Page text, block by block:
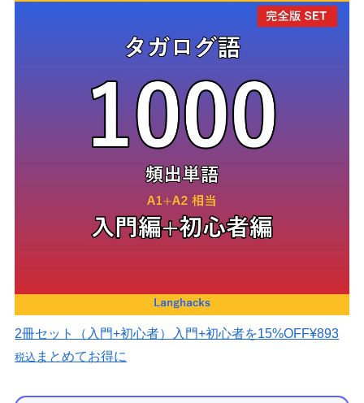
2冊セット（入門+初心者） 入門+初心者を15%OFF¥893
税込 まとめてお得に